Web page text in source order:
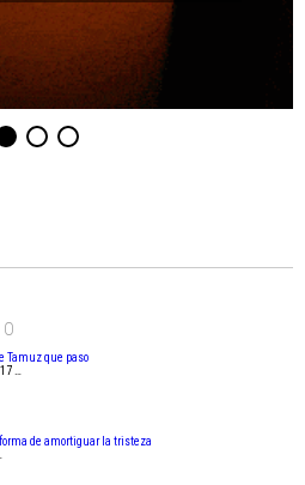
Tamuz que paso
…
de amortiguar la tristeza